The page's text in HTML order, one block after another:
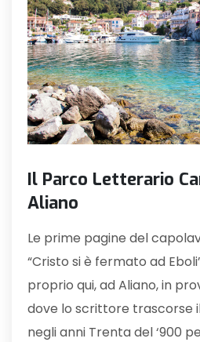
Il Parco Letterario
Aliano
Le prime pagine del
“Cristo si è fermato ad
proprio qui, ad Aliano, in
dove lo scrittore trascorse
negli anni Trenta del ‘900